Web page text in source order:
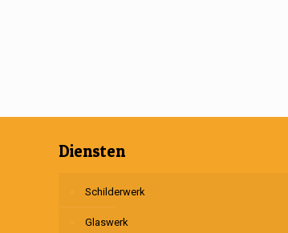
Diensten
Schilderwerk
Glaswerk